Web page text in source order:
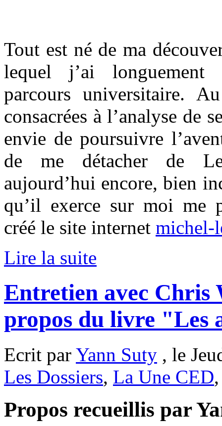
Tout est né de ma
lequel j’ai
parcours universitaire.
consacrées à l’analyse de
envie de poursuivre
de me détacher de
aujourd’hui encore, bien
qu’il exerce sur moi me
créé le site internet michel-
Lire la suite
Entretien avec Chris
propos du livre "Les
Ecrit par Yann Suty , le
Les Dossiers, La Une CED
Propos recueillis par